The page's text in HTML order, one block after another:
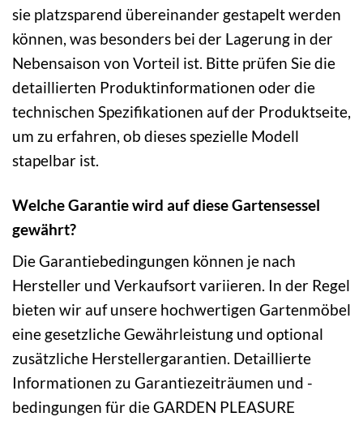
sie platzsparend übereinander gestapelt werden
können, was besonders bei der Lagerung in der
Nebensaison von Vorteil ist. Bitte prüfen Sie die
detaillierten Produktinformationen oder die
technischen Spezifikationen auf der Produktseite,
um zu erfahren, ob dieses spezielle Modell
stapelbar ist.
Welche Garantie wird auf diese Gartensessel
gewährt?
Die Garantiebedingungen können je nach
Hersteller und Verkaufsort variieren. In der Regel
bieten wir auf unsere hochwertigen Gartenmöbel
eine gesetzliche Gewährleistung und optional
zusätzliche Herstellergarantien. Detaillierte
Informationen zu Garantiezeiträumen und -
bedingungen für die GARDEN PLEASURE